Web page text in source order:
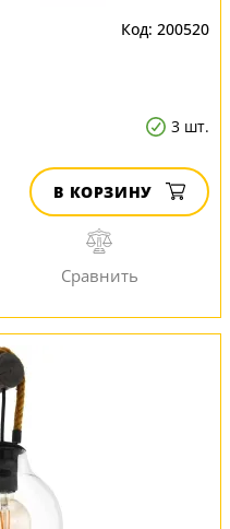
200520
3 шт.
В КОРЗИНУ